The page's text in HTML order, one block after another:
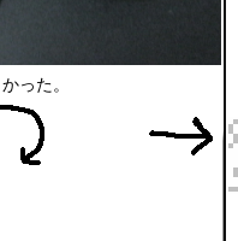
った。